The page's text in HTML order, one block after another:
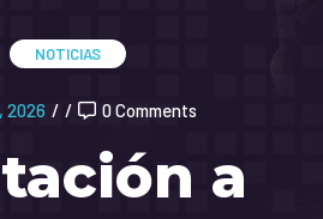
NOTICIAS
2026 / / 0 Comments
a